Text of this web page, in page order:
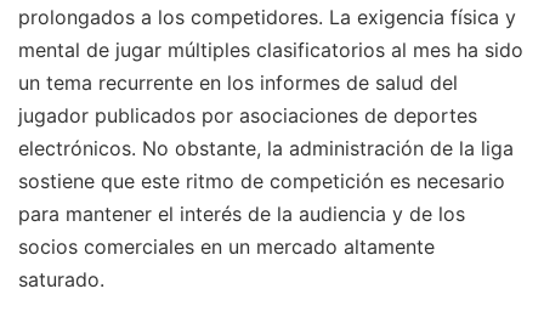
prolongados a los competidores. La exigencia física y
mental de jugar múltiples clasificatorios al mes ha sido
un tema recurrente en los informes de salud del
jugador publicados por asociaciones de deportes
electrónicos. No obstante, la administración de la liga
sostiene que este ritmo de competición es necesario
para mantener el interés de la audiencia y de los
socios comerciales en un mercado altamente
saturado.